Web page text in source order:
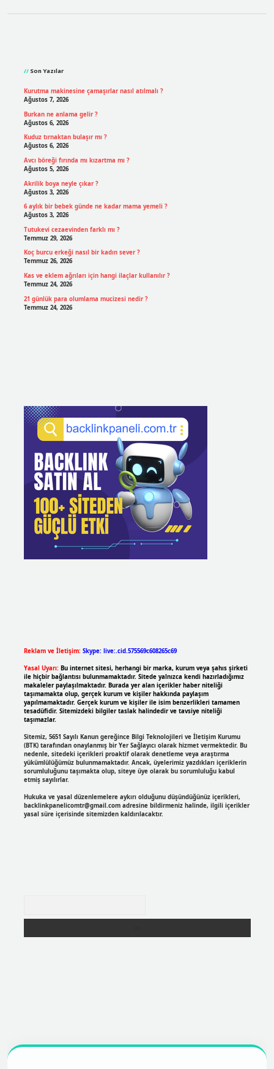
Son Yazılar
Kurutma makinesine çamaşırlar nasıl atılmalı ?
Ağustos 7, 2026
Burkan ne anlama gelir ?
Ağustos 6, 2026
Kuduz tırnaktan bulaşır mı ?
Ağustos 6, 2026
Avcı böreği fırında mı kızartma mı ?
Ağustos 5, 2026
Akrilik boya neyle çıkar ?
Ağustos 3, 2026
6 aylık bir bebek günde ne kadar mama yemeli ?
Ağustos 3, 2026
Tutukevi cezaevinden farklı mı ?
Temmuz 29, 2026
Koç burcu erkeği nasıl bir kadın sever ?
Temmuz 26, 2026
Kas ve eklem ağrıları için hangi ilaçlar kullanılır ?
Temmuz 24, 2026
21 günlük para olumlama mucizesi nedir ?
Temmuz 24, 2026
Reklam ve İletişim: Skype: live:.cid.575569c608265c69
Yasal Uyarı: Bu internet sitesi, herhangi bir marka, kurum veya şahıs şirketi
ile hiçbir bağlantısı bulunmamaktadır. Sitede yalnızca kendi hazırladığımız
makaleler paylaşılmaktadır. Burada yer alan içerikler haber niteliği
taşımamakta olup, gerçek kurum ve kişiler hakkında paylaşım
yapılmamaktadır. Gerçek kurum ve kişiler ile isim benzerlikleri tamamen
tesadüfidir. Sitemizdeki bilgiler taslak halindedir ve tavsiye niteliği
taşımazlar.
Sitemiz, 5651 Sayılı Kanun gereğince Bilgi Teknolojileri ve İletişim Kurumu
(BTK) tarafından onaylanmış bir Yer Sağlayıcı olarak hizmet vermektedir. Bu
nedenle, sitedeki içerikleri proaktif olarak denetleme veya araştırma
yükümlülüğümüz bulunmamaktadır. Ancak, üyelerimiz yazdıkları içeriklerin
sorumluluğunu taşımakta olup, siteye üye olarak bu sorumluluğu kabul
etmiş sayılırlar.
Hukuka ve yasal düzenlemelere aykırı olduğunu düşündüğünüz içerikleri,
backlinkpanelicomtr@gmail.comadresine bildirmeniz halinde, ilgili içerikler
yasal süre içerisinde sitemizden kaldırılacaktır.